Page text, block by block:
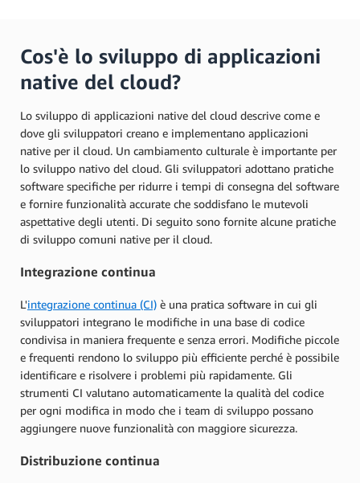
Cos'è lo sviluppo di applicazioni
native del cloud?
Lo sviluppo di applicazioni native del cloud descrive come e
dove gli sviluppatori creano e implementano applicazioni
native per il cloud. Un cambiamento culturale è importante per
lo sviluppo nativo del cloud. Gli sviluppatori adottano pratiche
software specifiche per ridurre i tempi di consegna del software
e fornire funzionalità accurate che soddisfano le mutevoli
aspettative degli utenti. Di seguito sono fornite alcune pratiche
di sviluppo comuni native per il cloud.
Integrazione continua
L'integrazione continua (CI) è una pratica software in cui gli
sviluppatori integrano le modifiche in una base di codice
condivisa in maniera frequente e senza errori. Modifiche piccole
e frequenti rendono lo sviluppo più efficiente perché è possibile
identificare e risolvere i problemi più rapidamente. Gli
strumenti CI valutano automaticamente la qualità del codice
per ogni modifica in modo che i team di sviluppo possano
aggiungere nuove funzionalità con maggiore sicurezza.
Distribuzione continua